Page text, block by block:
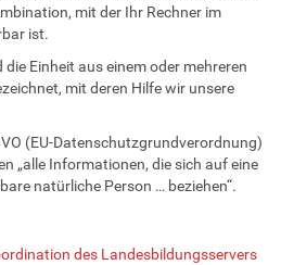
mit der Ihr Rechner im
ist.
die Einheit aus einem oder mehreren
mit deren Hilfe wir unsere
(EU-Datenschutzgrundverordnung)
„alle Informationen, die sich auf eine
natürliche Person … beziehen“.
des Landesbildungsservers